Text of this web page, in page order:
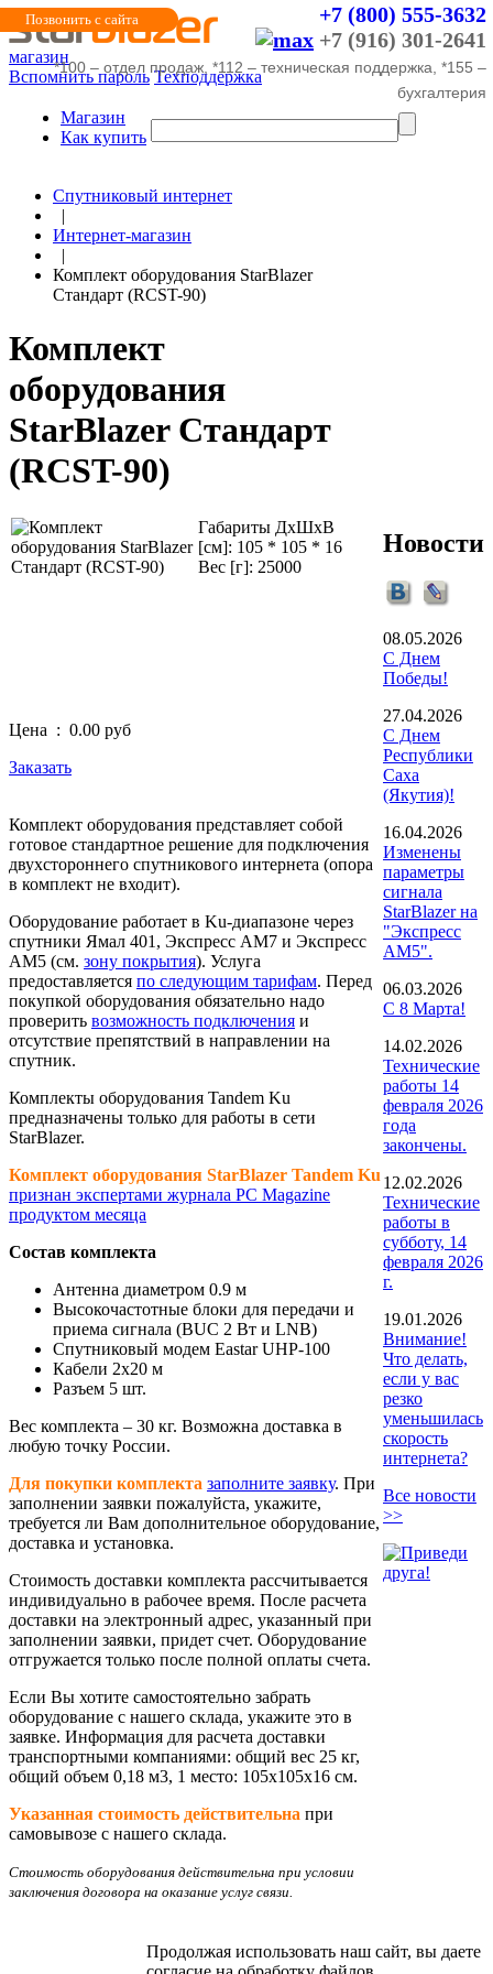
+7 (800) 555-3632
+7 (916) 301-2641
Позвонить с сайта
*100 – отдел продаж, *112 – техническая поддержка, *155 –
бухгалтерия
магазин
Вспомнить пароль Техподдержка
Магазин
Как купить
Спутниковый интернет
|
Интернет-магазин
|
Комплект оборудования StarBlazer
Стандарт (RCST-90)
Комплект
оборудования
StarBlazer Стандарт
(RCST-90)
Габариты ДxШxВ
[см]: 105 * 105 * 16
Вес [г]: 25000
Цена : 0.00 руб
Заказать
Комплект оборудования представляет собой
готовое стандартное решение для подключения
двухстороннего спутникового интернета (опора
в комплект не входит).
Оборудование работает в Ku-диапазоне через
спутники Ямал 401, Экспресс АМ7 и Экспресс
АМ5 (см. зону покрытия). Услуга
предоставляется по следующим тарифам. Перед
покупкой оборудования обязательно надо
проверить возможность подключения и
отсутствие препятствий в направлении на
спутник.
Комплекты оборудования Tandem Ku
предназначены только для работы в сети
StarBlazer.
Комплект оборудования StarBlazer Tandem Ku
признан экспертами журнала PC Magazine
продуктом месяца
Состав комплекта
Антенна диаметром 0.9 м
Высокочастотные блоки для передачи и
приема сигнала (BUC 2 Вт и LNB)
Спутниковый модем Eastar UHP-100
Кабели 2х20 м
Разъем 5 шт.
Вес комплекта – 30 кг. Возможна доставка в
любую точку России.
Для покупки комплекта заполните заявку. При
заполнении заявки пожалуйста, укажите,
требуется ли Вам дополнительное оборудование,
доставка и установка.
Стоимость доставки комплекта рассчитывается
индивидуально в рабочее время. После расчета
доставки на электронный адрес, указанный при
заполнении заявки, придет счет. Оборудование
отгружается только после полной оплаты счета.
Если Вы хотите самостоятельно забрать
оборудование с нашего склада, укажите это в
заявке. Информация для расчета доставки
транспортными компаниями: общий вес 25 кг,
общий объем 0,18 м3, 1 место: 105х105х16 см.
Указанная стоимость действительна при
самовывозе с нашего склада.
Стоимость оборудования действительна при условии
заключения договора на оказание услуг связи.
Новости
08.05.2026
С Днем
Победы!
27.04.2026
С Днем
Республики
Саха
(Якутия)!
16.04.2026
Изменены
параметры
сигнала
StarBlazer на
"Экспресс
АМ5".
06.03.2026
С 8 Марта!
14.02.2026
Технические
работы 14
февраля 2026
года
закончены.
12.02.2026
Технические
работы в
субботу, 14
февраля 2026
г.
19.01.2026
Внимание!
Что делать,
если у вас
резко
уменьшилась
скорость
интернета?
Все новости
>>
Продолжая использовать наш сайт, вы даете